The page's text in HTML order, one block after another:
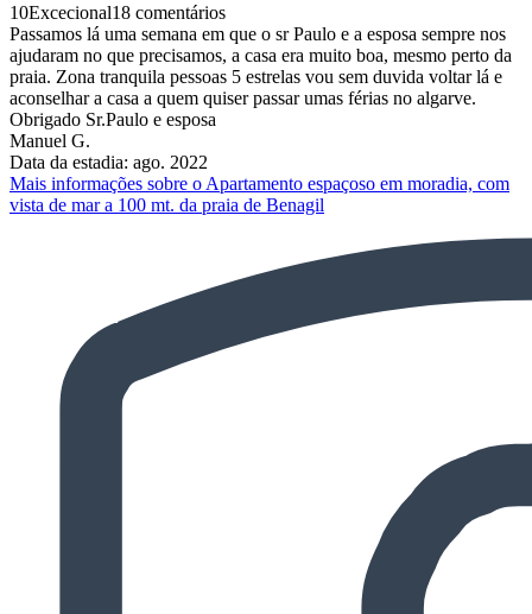
10Excecional18 comentários
Passamos lá uma semana em que o sr Paulo e a esposa sempre nos
ajudaram no que precisamos, a casa era muito boa, mesmo perto da
praia. Zona tranquila pessoas 5 estrelas vou sem duvida voltar lá e
aconselhar a casa a quem quiser passar umas férias no algarve.
Obrigado Sr.Paulo e esposa
Manuel G.
Data da estadia: ago. 2022
Mais informações sobre o Apartamento espaçoso em moradia, com
vista de mar a 100 mt. da praia de Benagil